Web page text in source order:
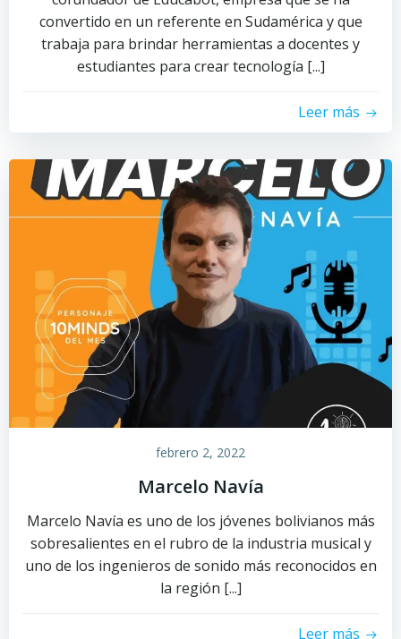
convertido en un referente en Sudamérica y que
trabaja para brindar herramientas a docentes y
estudiantes para crear tecnología [...]
Leer más
febrero 2, 2022
Marcelo Navía
Marcelo Navía es uno de los jóvenes bolivianos más
sobresalientes en el rubro de la industria musical y
uno de los ingenieros de sonido más reconocidos en
la región [...]
Leer más